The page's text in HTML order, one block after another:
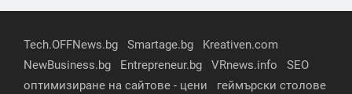
Tech.OFFNews.bg Smartage.bg
Kreativen.com
NewBusiness.bg
Entrepreneur.bg VRnews.info
SEO
оптимизиране на сайтове - цени
геймърски столове